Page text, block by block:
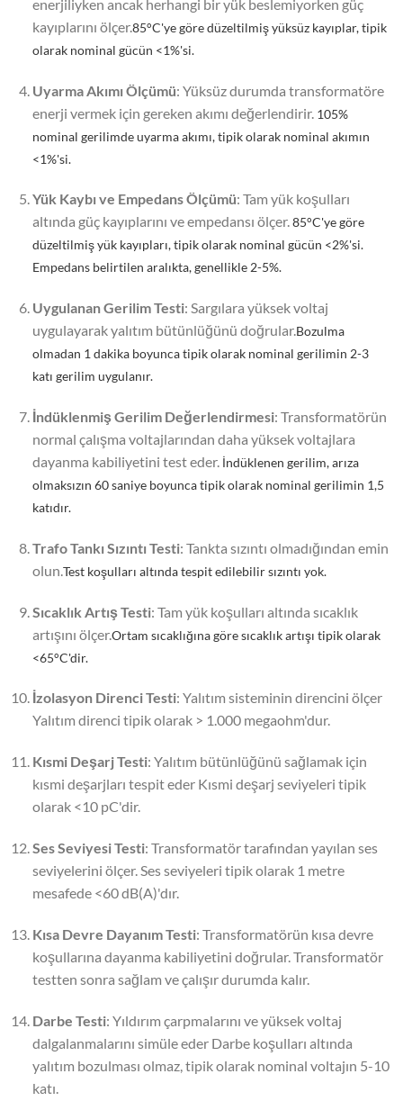
enerjiliyken ancak herhangi bir yük beslemiyorken güç
kayıplarını ölçer.85°C'ye göre düzeltilmiş yüksüz kayıplar, tipik
olarak nominal gücün <1%'si.
Uyarma Akımı Ölçümü: Yüksüz durumda transformatöre
enerji vermek için gereken akımı değerlendirir.105%
nominal gerilimde uyarma akımı, tipik olarak nominal akımın
<1%'si.
Yük Kaybı ve Empedans Ölçümü: Tam yük koşulları
altında güç kayıplarını ve empedansı ölçer.85°C'ye göre
düzeltilmiş yük kayıpları, tipik olarak nominal gücün <2%'si.
Empedans belirtilen aralıkta, genellikle 2-5%.
Uygulanan Gerilim Testi: Sargılara yüksek voltaj
uygulayarak yalıtım bütünlüğünü doğrular.Bozulma
olmadan 1 dakika boyunca tipik olarak nominal gerilimin 2-3
katı gerilim uygulanır.
İndüklenmiş Gerilim Değerlendirmesi: Transformatörün
normal çalışma voltajlarından daha yüksek voltajlara
dayanma kabiliyetini test eder.İndüklenen gerilim, arıza
olmaksızın 60 saniye boyunca tipik olarak nominal gerilimin 1,5
katıdır.
Trafo Tankı Sızıntı Testi: Tankta sızıntı olmadığından emin
olun.Test koşulları altında tespit edilebilir sızıntı yok.
Sıcaklık Artış Testi: Tam yük koşulları altında sıcaklık
artışını ölçer.Ortam sıcaklığına göre sıcaklık artışı tipik olarak
<65°C'dir.
İzolasyon Direnci Testi: Yalıtım sisteminin direncini ölçer
Yalıtım direnci tipik olarak > 1.000 megaohm'dur.
Kısmi Deşarj Testi: Yalıtım bütünlüğünü sağlamak için
kısmi deşarjları tespit eder Kısmi deşarj seviyeleri tipik
olarak <10 pC'dir.
Ses Seviyesi Testi: Transformatör tarafından yayılan ses
seviyelerini ölçer. Ses seviyeleri tipik olarak 1 metre
mesafede <60 dB(A)'dır.
Kısa Devre Dayanım Testi: Transformatörün kısa devre
koşullarına dayanma kabiliyetini doğrular. Transformatör
testten sonra sağlam ve çalışır durumda kalır.
Darbe Testi: Yıldırım çarpmalarını ve yüksek voltaj
dalgalanmalarını simüle eder Darbe koşulları altında
yalıtım bozulması olmaz, tipik olarak nominal voltajın 5-10
katı.